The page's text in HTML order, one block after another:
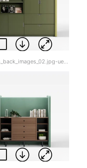
quarters_back_images_02.jpg-uezx4.jpg